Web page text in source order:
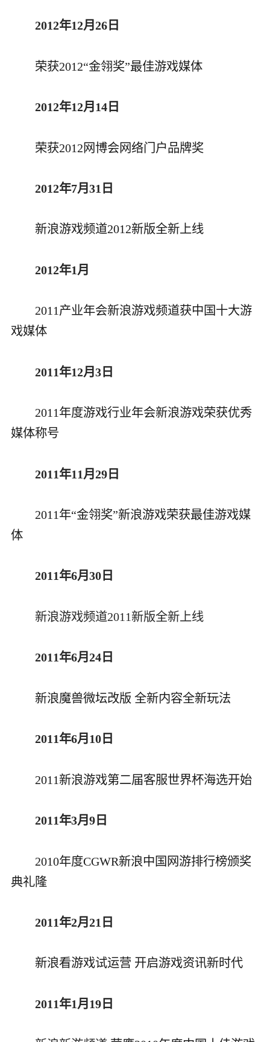
2012年12月26日
荣获2012“金翎奖”最佳游戏媒体
2012年12月14日
荣获2012网博会网络门户品牌奖
2012年7月31日
新浪游戏频道2012新版全新上线
2012年1月
2011产业年会新浪游戏频道获中国十大游
戏媒体
2011年12月3日
2011年度游戏行业年会新浪游戏荣获优秀
媒体称号
2011年11月29日
2011年“金翎奖”新浪游戏荣获最佳游戏媒
体
2011年6月30日
新浪游戏频道2011新版全新上线
2011年6月24日
新浪魔兽微坛改版 全新内容全新玩法
2011年6月10日
2011新浪游戏第二届客服世界杯海选开始
2011年3月9日
2010年度CGWR新浪中国网游排行榜颁奖
典礼隆
2011年2月21日
新浪看游戏试运营 开启游戏资讯新时代
2011年1月19日